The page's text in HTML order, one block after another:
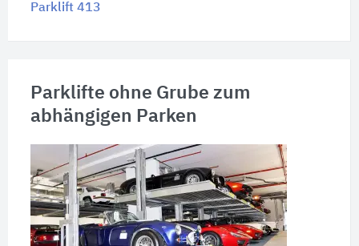
Parklift 413
Parklifte ohne Grube zum
abhängigen Parken